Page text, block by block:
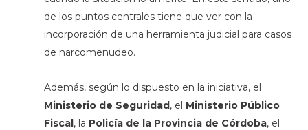
de los puntos centrales tiene que ver con la
incorporación de una herramienta judicial para casos
de narcomenudeo.
Además, según lo dispuesto en la iniciativa, el
Ministerio de Seguridad, el Ministerio Público
Fiscal, la Policía de la Provincia de Córdoba, el